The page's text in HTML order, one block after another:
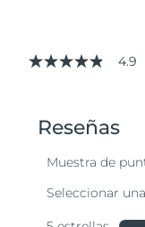
4.9
valor
medio
valoración.
4.9